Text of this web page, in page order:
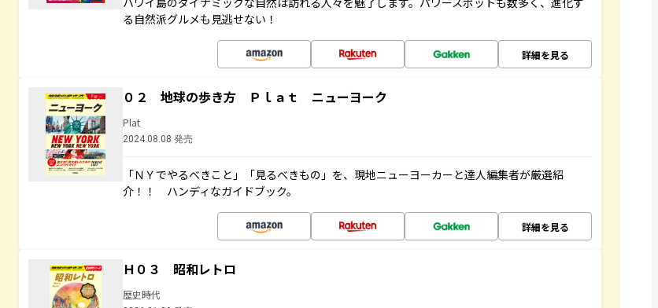
る自然派グルメも見逃せない！
詳細を見る
０２ 地球の歩き方 Ｐｌａｔ ニューヨーク
Plat
2024.08.08 発売
「ＮＹでやるべきこと」「見るべきもの」を、現地ニューヨーカーと達人編集者が厳選紹
介！！ ハンディなガイドブック。
詳細を見る
Ｈ０３ 昭和レトロ
歴史時代